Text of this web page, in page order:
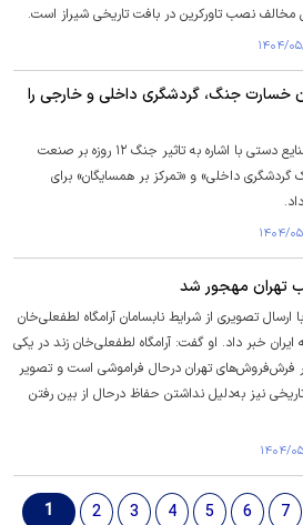
مخالف نصب تاورکرین در بافت تاریخی شیراز است.
خسارت جنگ، گردشگری داخلی و خارجی را
وزیر میراث فرهنگی، گردشگری و صنایع دستی با اشاره به تاثیر جنگ ۱۲ روزه بر صنعت
۲ راهبرد «تحریک گردشگری داخلی» و «تمرکز بر همسایگان» برای
تهران مهجور شد
ارسال تصویری از شرایط نابسامان آرامگاه لطفعلی‌خان
خبر داد. او گفت: آرامگاه لطفعلی‌خان زند در یکی
فرش‌‌فروش‌های تهران درحال فراموشی است و تصویر
نیز به‌دلیل نداشتن حفاظ‌ درحال از بین رفتن
1 2 3 4 5 6 7